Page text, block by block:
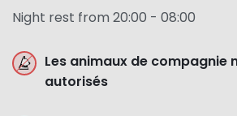
Night rest from 20:00 - 08:00
Les animaux de compagnie
autorisés